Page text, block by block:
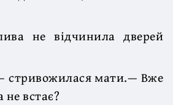
не відчинила дверей
стривожилася мати.— Вже
встає?